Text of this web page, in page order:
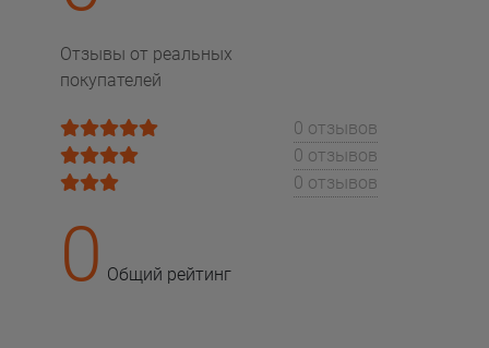
Отзывы от реальных
покупателей
0 отзывов
0 отзывов
0 отзывов
0 Общий рейтинг